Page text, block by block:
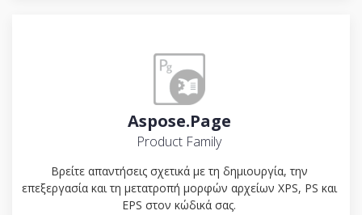
Aspose.Page
Product Family
Βρείτε απαντήσεις σχετικά με τη δημιουργία, την
επεξεργασία και τη μετατροπή μορφών αρχείων XPS, PS και
EPS στον κώδικά σας.